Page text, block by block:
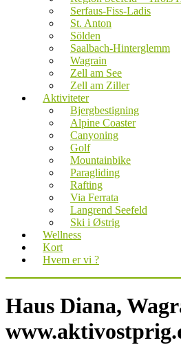
Serfaus-Fiss-Ladis
St. Anton
Sölden
Saalbach-Hinterglemm
Wagrain
Zell am See
Zell am Ziller
Aktiviteter
Bjergbestigning
Alpine Coaster
Canyoning
Golf
Mountainbike
Paragliding
Rafting
Via Ferrata
Langrend Seefeld
Ski i Østrig
Wellness
Kort
Hvem er vi ?
Haus Diana,